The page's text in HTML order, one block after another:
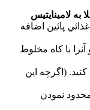
به لامينايتيس
پائين اضافه
با کاه مخلوط
(اگرچه اين
نمودن